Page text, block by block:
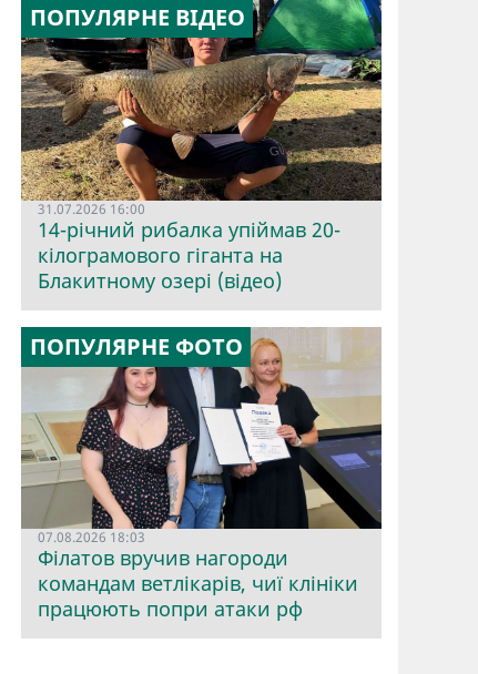
ПОПУЛЯРНЕ ВІДЕО
31.07.2026 16:00
14-річний рибалка упіймав 20-
кілограмового гіганта на
Блакитному озері (відео)
ПОПУЛЯРНЕ ФОТО
07.08.2026 18:03
Філатов вручив нагороди
командам ветлікарів, чиї клініки
працюють попри атаки рф